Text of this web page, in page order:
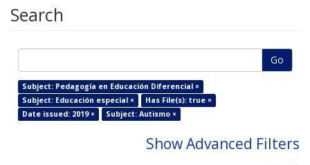
Search
Go
Subject: Pedagogía en Educación Diferencial ×
Subject: Educación especial ×
Has File(s): true ×
Date issued: 2019 ×
Subject: Autismo ×
Show Advanced Filters